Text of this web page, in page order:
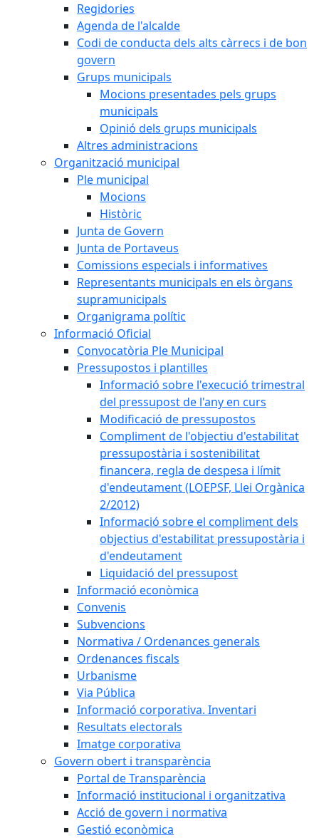
Regidories
Agenda de l'alcalde
Codi de conducta dels alts càrrecs i de bon
govern
Grups municipals
Mocions presentades pels grups
municipals
Opinió dels grups municipals
Altres administracions
Organització municipal
Ple municipal
Mocions
Històric
Junta de Govern
Junta de Portaveus
Comissions especials i informatives
Representants municipals en els òrgans
supramunicipals
Organigrama polític
Informació Oficial
Convocatòria Ple Municipal
Pressupostos i plantilles
Informació sobre l'execució trimestral
del pressupost de l'any en curs
Modificació de pressupostos
Compliment de l'objectiu d'estabilitat
pressupostària i sostenibilitat
financera, regla de despesa i límit
d'endeutament (LOEPSF, Llei Orgànica
2/2012)
Informació sobre el compliment dels
objectius d'estabilitat pressupostària i
d'endeutament
Liquidació del pressupost
Informació econòmica
Convenis
Subvencions
Normativa / Ordenances generals
Ordenances fiscals
Urbanisme
Via Pública
Informació corporativa. Inventari
Resultats electorals
Imatge corporativa
Govern obert i transparència
Portal de Transparència
Informació institucional i organitzativa
Acció de govern i normativa
Gestió econòmica